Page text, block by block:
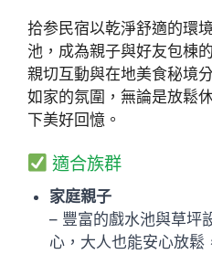
拾参民宿以乾淨舒適的環
池，成為親子與好友包棟
親切互動與在地美食秘境
如家的氛圍，無論是放鬆
下美好回憶。
適合族群
家庭親子
– 豐富的戲水池與草坪
心，大人也能安心放鬆